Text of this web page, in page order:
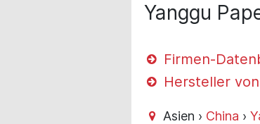
Yanggu
Firmen-
Hersteller
Asien › China ›